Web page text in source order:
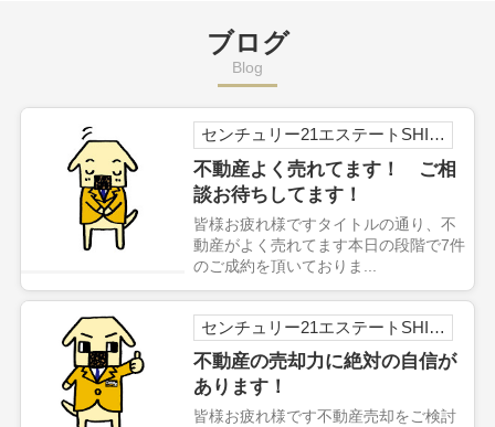
ブログ
Blog
センチュリー21エステートSHINの森本です
不動産よく売れてます！ ご相
談お待ちしてます！
皆様お疲れ様ですタイトルの通り、不
動産がよく売れてます本日の段階で7件
のご成約を頂いておりま...
センチュリー21エステートSHINの森本です
不動産の売却力に絶対の自信が
あります！
皆様お疲れ様です不動産売却をご検討